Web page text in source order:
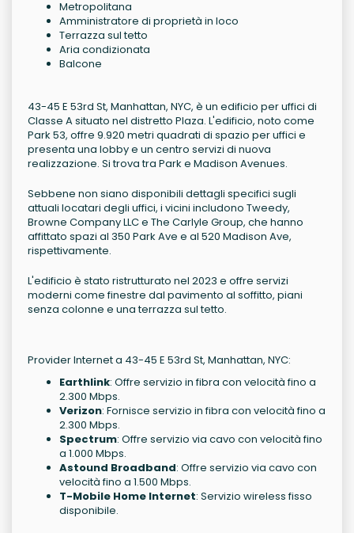
Metropolitana
Amministratore di proprietà in loco
Terrazza sul tetto
Aria condizionata
Balcone
43-45 E 53rd St, Manhattan, NYC, è un edificio per uffici di
Classe A situato nel distretto Plaza. L'edificio, noto come
Park 53, offre 9.920 metri quadrati di spazio per uffici e
presenta una lobby e un centro servizi di nuova
realizzazione. Si trova tra Park e Madison Avenues.
Sebbene non siano disponibili dettagli specifici sugli
attuali locatari degli uffici, i vicini includono Tweedy,
Browne Company LLC e The Carlyle Group, che hanno
affittato spazi al 350 Park Ave e al 520 Madison Ave,
rispettivamente.
L'edificio è stato ristrutturato nel 2023 e offre servizi
moderni come finestre dal pavimento al soffitto, piani
senza colonne e una terrazza sul tetto.
Provider Internet a 43-45 E 53rd St, Manhattan, NYC:
Earthlink: Offre servizio in fibra con velocità fino a
2.300 Mbps.
Verizon: Fornisce servizio in fibra con velocità fino a
2.300 Mbps.
Spectrum: Offre servizio via cavo con velocità fino
a 1.000 Mbps.
Astound Broadband: Offre servizio via cavo con
velocità fino a 1.500 Mbps.
T-Mobile Home Internet: Servizio wireless fisso
disponibile.